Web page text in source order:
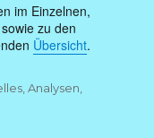
im Einzelnen,
zu den
Übersicht.
,Analysen